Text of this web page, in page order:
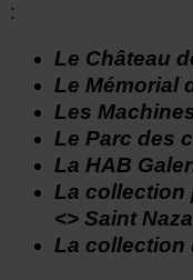
:
Le Château
Le Mémorial
Les
Le Parc des
La HAB
La collection
<> Saint
La collection